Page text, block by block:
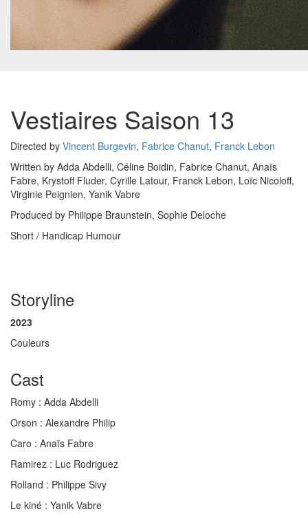
Vestiaires Saison 13
Directed by Vincent Burgevin, Fabrice Chanut, Franck Lebon
Written by Adda Abdelli, Céline Boidin, Fabrice Chanut, Anaïs
Fabre, Krystoff Fluder, Cyrille Latour, Franck Lebon, Loïc Nicoloff,
Virginie Peignien, Yanik Vabre
Produced by Philippe Braunstein, Sophie Deloche
Short / Handicap Humour
Storyline
2023
Couleurs
Cast
Romy : Adda Abdelli
Orson : Alexandre Philip
Caro : Anaïs Fabre
Ramirez : Luc Rodriguez
Rolland : Philippe Sivy
Le kiné : Yanik Vabre